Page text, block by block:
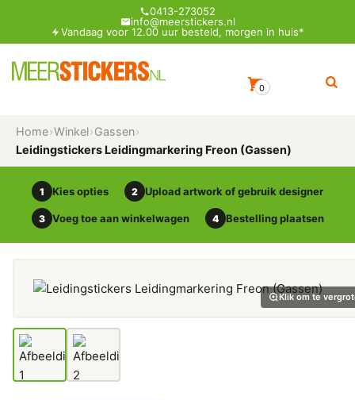
0413-273052
info@meerstickers.nl
Vandaag voor 12.00 uur besteld, morgen in huis*
0
Home›Winkel›Gassen›
Leidingstickers Leidingmarkering Freon (Gassen)
1 Kies opties 2 Upload artwork of gebruik designer
3 Voeg toe aan winkelwagen 4 Bestelling plaatsen
Klik om te